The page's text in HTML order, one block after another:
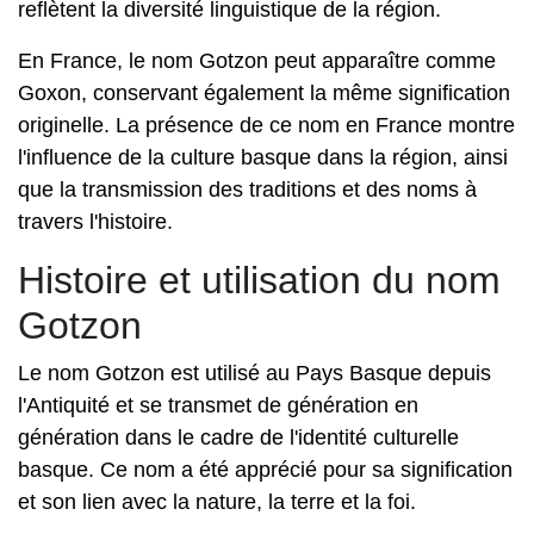
reflètent la diversité linguistique de la région.
En France, le nom Gotzon peut apparaître comme
Goxon, conservant également la même signification
originelle. La présence de ce nom en France montre
l'influence de la culture basque dans la région, ainsi
que la transmission des traditions et des noms à
travers l'histoire.
Histoire et utilisation du nom
Gotzon
Le nom Gotzon est utilisé au Pays Basque depuis
l'Antiquité et se transmet de génération en
génération dans le cadre de l'identité culturelle
basque. Ce nom a été apprécié pour sa signification
et son lien avec la nature, la terre et la foi.